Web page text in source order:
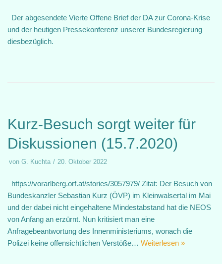
Der abgesendete Vierte Offene Brief der DA zur Corona-Krise
und der heutigen Pressekonferenz unserer Bundesregierung
diesbezüglich.
Kurz-Besuch sorgt weiter für
Diskussionen (15.7.2020)
von G. Kuchta 20. Oktober 2022
https://vorarlberg.orf.at/stories/3057979/ Zitat: Der Besuch von
Bundeskanzler Sebastian Kurz (ÖVP) im Kleinwalsertal im Mai
und der dabei nicht eingehaltene Mindestabstand hat die NEOS
von Anfang an erzürnt. Nun kritisiert man eine
Anfragebeantwortung des Innenministeriums, wonach die
Polizei keine offensichtlichen Verstöße… Weiterlesen »